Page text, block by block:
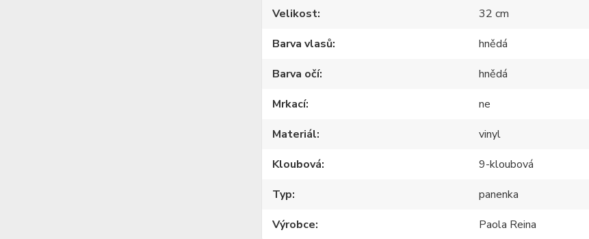
Velikost
32 cm
Barva vlasů
hnědá
Barva očí
hnědá
Mrkací
ne
Materiál
vinyl
Kloubová
9-kloubová
Typ
panenka
Výrobce
Paola Reina